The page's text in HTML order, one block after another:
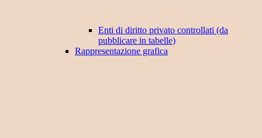
Enti di diritto privato controllati (da
pubblicare in tabelle)
Rappresentazione grafica